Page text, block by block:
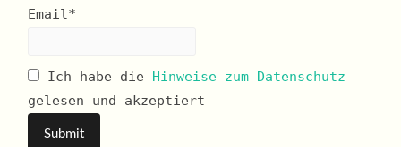
Email*
Ich habe die Hinweise zum Datenschutz
gelesen und akzeptiert